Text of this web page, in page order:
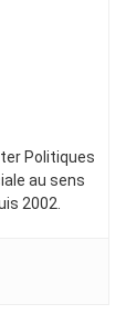
Politiques
au sens
2002.